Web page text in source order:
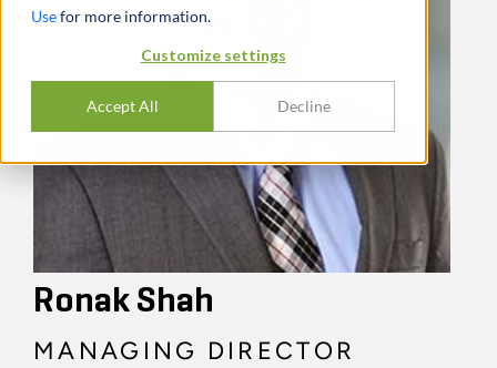
Usefor more information.
Customize settings
Accept All Decline
Ronak Shah
MANAGING DIRECTOR